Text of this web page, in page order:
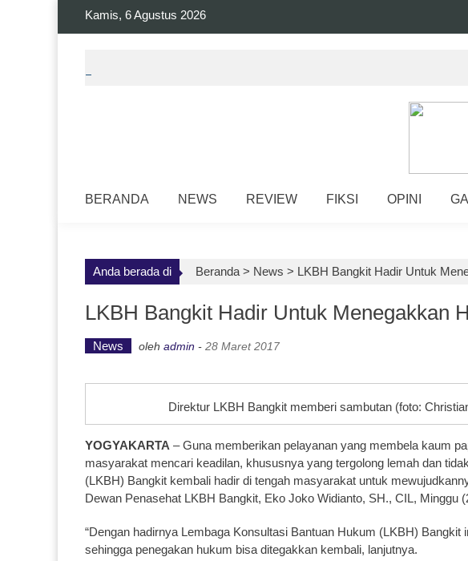
Kamis, 6 Agustus 2026
BERANDA NEWS REVIEW FIKSI OPINI
Anda berada di Beranda > News > LKBH Bangkit Hadir Untuk
LKBH Bangkit Hadir Untuk Menegakkan
News oleh admin - 28 Maret 2017
Direktur LKBH Bangkit memberi sambutan (foto:
YOGYAKARTA – Guna memberikan pelayanan yang membela kaum
masyarakat mencari keadilan, khususnya yang tergolong lemah dan
(LKBH) Bangkit kembali hadir di tengah masyarakat untuk
Dewan Penasehat LKBH Bangkit, Eko Joko Widianto, SH., CIL, Minggu
“Dengan hadirnya Lembaga Konsultasi Bantuan Hukum (LKBH)
sehingga penegakan hukum bisa ditegakkan kembali, lanjutnya.